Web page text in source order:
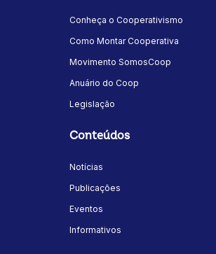
Conheça o Cooperativismo
Como Montar Cooperativa
Movimento SomosCoop
Anuário do Coop
Legislação
Conteúdos
Notícias
Publicações
Eventos
Informativos